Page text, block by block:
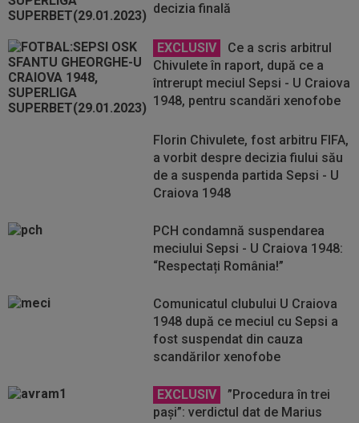
decizia finală
EXCLUSIV
Ce a scris arbitrul
Chivulete în raport, după ce a
întrerupt meciul Sepsi - U Craiova
1948, pentru scandări xenofobe
Florin Chivulete, fost arbitru FIFA,
a vorbit despre decizia fiului său
de a suspenda partida Sepsi - U
Craiova 1948
PCH condamnă suspendarea
meciului Sepsi - U Craiova 1948:
“Respectați România!”
Comunicatul clubului U Craiova
1948 după ce meciul cu Sepsi a
fost suspendat din cauza
scandărilor xenofobe
EXCLUSIV
”Procedura în trei
pași”: verdictul dat de Marius